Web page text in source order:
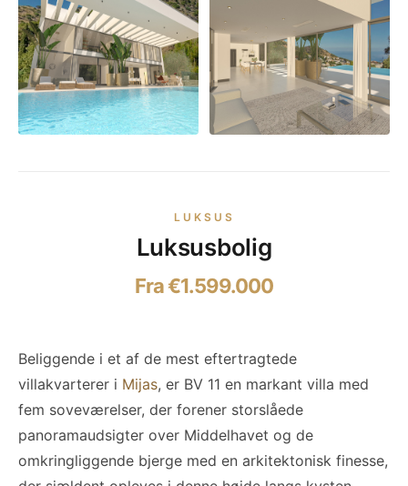
LUKSUS
Luksusbolig
Fra €1.599.000
Beliggende i et af de mest eftertragtede
villakvarterer i Mijas, er BV 11 en markant villa med
fem soveværelser, der forener storslåede
panoramaudsigter over Middelhavet og de
omkringliggende bjerge med en arkitektonisk finesse,